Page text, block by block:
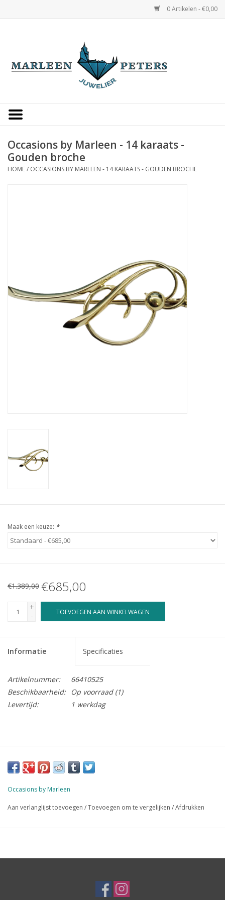
0 Artikelen - €0,00
Occasions
Occasions by Marleen - 14 karaats -
Gouden broche
HOME/ OCCASIONS BY MARLEEN - 14 KARAATS - GOUDEN BROCHE
Maak een keuze: *
€1.389,00 €685,00
+
-
TOEVOEGEN AAN WINKELWAGEN
Informatie Specificaties
Artikelnummer:
66410525
Beschikbaarheid:
Op voorraad(1)
Levertijd:
1 werkdag
Occasions by Marleen
Aan verlanglijst toevoegen /Toevoegen om te vergelijken /Afdrukken